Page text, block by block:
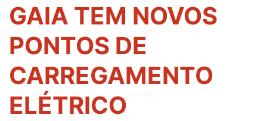
GAIA TEM NOVOS
PONTOS DE
CARREGAMENTO
ELÉTRICO